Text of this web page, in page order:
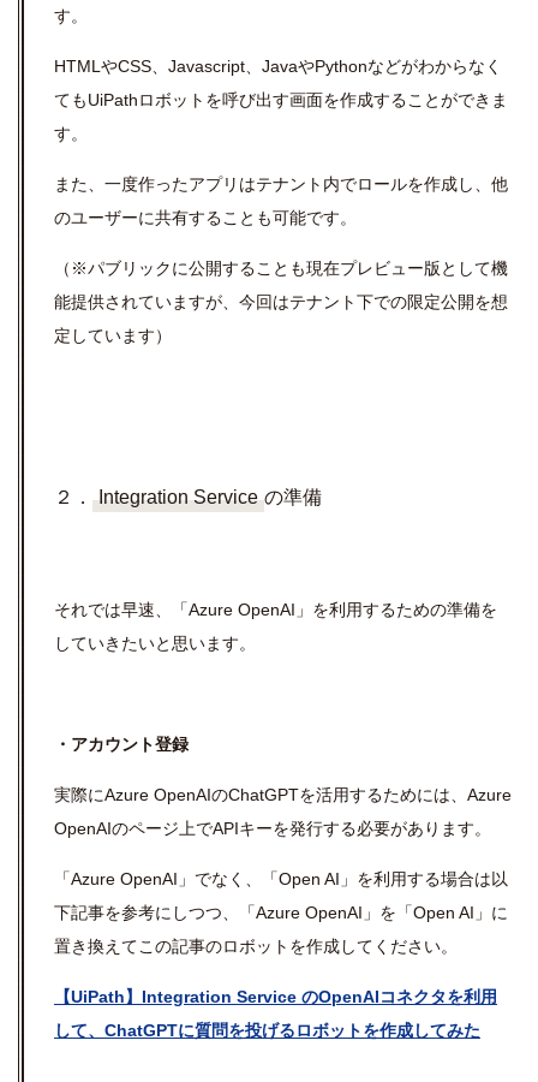
す。
HTML やCSS Javascript JavaやPythonなどがわからなく
てもUiPathロボットを呼び出す画面を作成することができま
す。
また、一度作ったアプリはテナント内でロールを作成し、他
のユーザーに共有することも可能です。
（※パブリックに公開することも現在プレビュー版として機
能提供されていますが、今回はテナント下での限定公開を想
定しています）
２． Integration Service の準備
それでは早速、「Azure OpenAI 」を利用するための準備を
していきたいと思います。
・アカウント登録
実際にAzure OpenAIのChatGPTを活用するためには、 Azure
OpenAIのページ上でAPIキーを発行する必要があります。
「Azure OpenAI 」でなく、「Open AI 」を利用する場合は以
下記事を参考にしつつ、「Azure OpenAI 」を「Open AI 」に
置き換えてこの記事のロボットを作成してください。
【UiPath】Integration Service のOpenAIコネクタを利用
して、ChatGPTに質問を投げるロボットを作成してみた